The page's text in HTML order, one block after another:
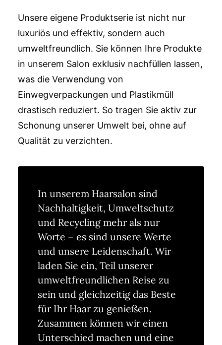
Unsere eigene Produktserie ist nicht nur
luxuriös und effektiv, sondern auch
umweltfreundlich. Sie können Ihre Produkte
in unserem Salon exklusiv nachfüllen lassen,
was die Verwendung von
Einwegverpackungen und Plastikmüll
drastisch reduziert. So tragen Sie aktiv zur
Schonung unserer Umwelt bei, ohne auf
Qualität zu verzichten.
In unserem Haarsalon sind
Nachhaltigkeit, Umweltschutz
und Recycling mehr als nur
Worte – es sind unsere Werte
und unsere Leidenschaft. Wir
laden Sie ein, Teil unserer
umweltfreundlichen Reise zu
sein und gleichzeitig das Beste
für Ihr Haar zu genießen.
Zusammen können wir einen
Unterschied machen und eine